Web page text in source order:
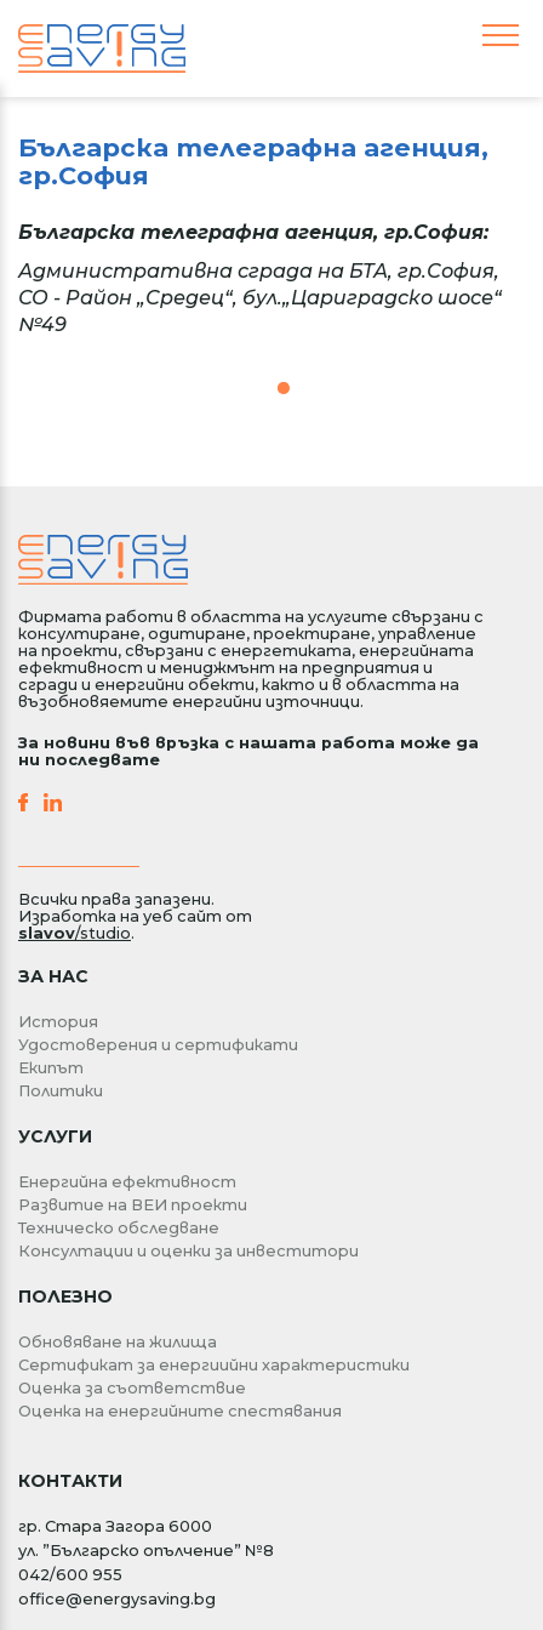
Българска телеграфна агенция,
гр.София
Българска телеграфна агенция, гр.София:
Административна сграда на БТА, гр.София,
СО - Район „Средец“, бул.„Цариградско шосе“
№49
Фирмата работи в областта на услугите свързани с
консултиране, одитиране, проектиране, управление
на проекти, свързани с енергетиката, енергийната
ефективност и мениджмънт на предприятия и
сгради и енергийни обекти, както и в областта на
възобновяемите енергийни източници.
За новини във връзка с нашата работа може да
ни последвате
Всички права запазени.
Изработка на уеб сайт от
slavov/studio.
ЗА НАС
История
Удостоверения и сертификати
Екипът
Политики
УСЛУГИ
Енергийна ефективност
Развитие на ВЕИ проекти
Техническо обследване
Консултации и оценки за инвеститори
ПОЛЕЗНО
Обновяване на жилища
Сертификат за енергиийни характеристики
Оценка за съответствие
Оценка на енергийните спестявания
КОНТАКТИ
гр. Стара Загора 6000
ул. ”Българско опълчение” №8
042/600 955
office@energysaving.bg